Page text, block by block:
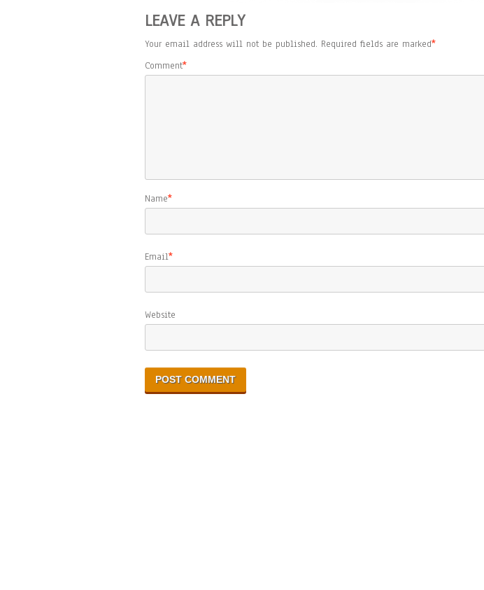
LEAVE A REPLY
Your email address will not be published. Required fields are marked*
Comment*
Name*
Email*
Website